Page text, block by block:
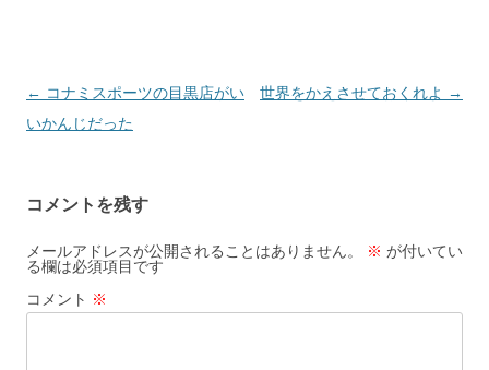
投
稿
ゲ
ー
シ
ョ
← コナミスポーツの目黒店がい
いかんじだった
世界をかえさせておくれよ →
コメントを残す
メールアドレスが公開されることはありません。 ※ が付いてい
る欄は必須項目です
コメント ※